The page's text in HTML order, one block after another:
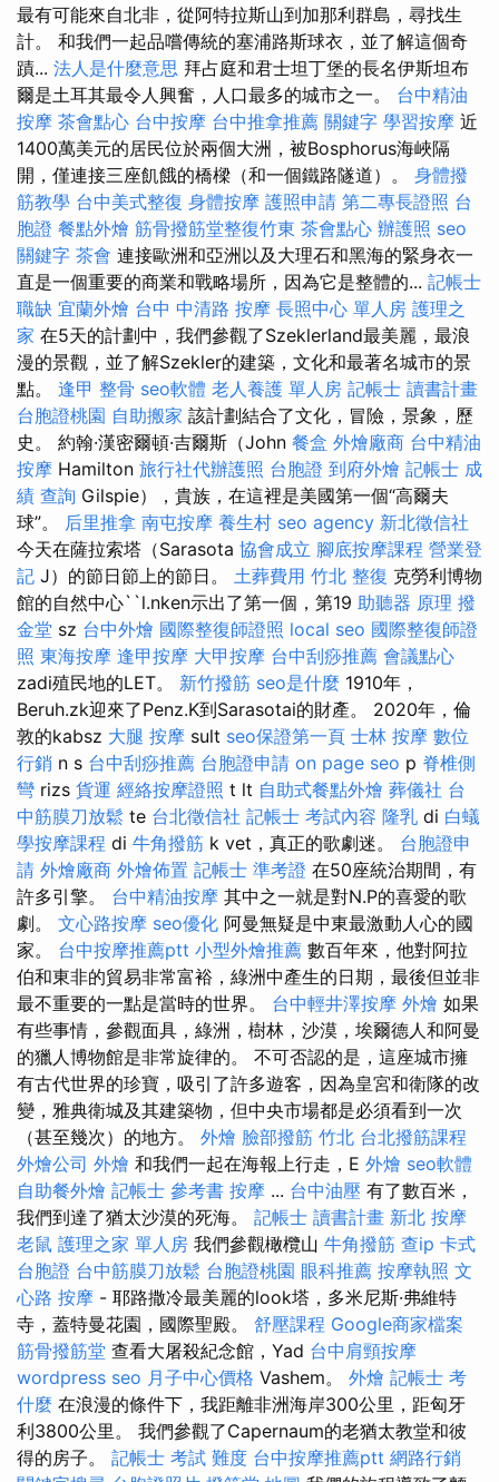
最有可能來自北非，從阿特拉斯山到加那利群島，尋找生
計。 和我們一起品嚐傳統的塞浦路斯球衣，並了解這個奇
蹟... 法人是什麼意思 拜占庭和君士坦丁堡的長名伊斯坦布
爾是土耳其最令人興奮，人口最多的城市之一。 台中精油
按摩 茶會點心 台中按摩 台中推拿推薦 關鍵字 學習按摩 近
1400萬美元的居民位於兩個大洲，被Bosphorus海峽隔
開，僅連接三座飢餓的橋樑（和一個鐵路隧道）。 身體撥
筋教學 台中美式整復 身體按摩 護照申請 第二專長證照 台
胞證 餐點外燴 筋骨撥筋堂整復竹東 茶會點心 辦護照 seo
關鍵字 茶會 連接歐洲和亞洲以及大理石和黑海的緊身衣一
直是一個重要的商業和戰略場所，因為它是整體的... 記帳士
職缺 宜蘭外燴 台中 中清路 按摩 長照中心 單人房 護理之
家 在5天的計劃中，我們參觀了Szeklerland最美麗，最浪
漫的景觀，並了解Szekler的建築，文化和最著名城市的景
點。 逢甲 整骨 seo軟體 老人養護 單人房 記帳士 讀書計畫
台胞證桃園 自助搬家 該計劃結合了文化，冒險，景象，歷
史。 約翰·漢密爾頓·吉爾斯（John 餐盒 外燴廠商 台中精油
按摩 Hamilton 旅行社代辦護照 台胞證 到府外燴 記帳士 成
績 查詢 Gilspie），貴族，在這裡是美國第一個“高爾夫
球”。 后里推拿 南屯按摩 養生村 seo agency 新北徵信社
今天在薩拉索塔（Sarasota 協會成立 腳底按摩課程 營業登
記 J）的節日節上的節日。 土葬費用 竹北 整復 克勞利博物
館的自然中心``l.nken示出了第一個，第19 助聽器 原理 撥
金堂 sz 台中外燴 國際整復師證照 local seo 國際整復師證
照 東海按摩 逢甲按摩 大甲按摩 台中刮痧推薦 會議點心
zadi殖民地的LET。 新竹撥筋 seo是什麼 1910年，
Beruh.zk迎來了Penz.K到Sarasotai的財產。 2020年，倫
敦的kabsz 大腿 按摩 sult seo保證第一頁 士林 按摩 數位
行銷 n s 台中刮痧推薦 台胞證申請 on page seo p 脊椎側
彎 rizs 貨運 經絡按摩證照 t lt 自助式餐點外燴 葬儀社 台
中筋膜刀放鬆 te 台北徵信社 記帳士 考試內容 隆乳 di 白蟻
學按摩課程 di 牛角撥筋 k vet，真正的歌劇迷。 台胞證申
請 外燴廠商 外燴佈置 記帳士 準考證 在50座統治期間，有
許多引擎。 台中精油按摩 其中之一就是對N.P的喜愛的歌
劇。 文心路按摩 seo優化 阿曼無疑是中東最激動人心的國
家。 台中按摩推薦ptt 小型外燴推薦 數百年來，他對阿拉
伯和東非的貿易非常富裕，綠洲中產生的日期，最後但並非
最不重要的一點是當時的世界。 台中輕井澤按摩 外燴 如果
有些事情，參觀面具，綠洲，樹林，沙漠，埃爾德人和阿曼
的獵人博物館是非常旋律的。 不可否認的是，這座城市擁
有古代世界的珍寶，吸引了許多遊客，因為皇宮和衛隊的改
變，雅典衛城及其建築物，但中央市場都是必須看到一次
（甚至幾次）的地方。 外燴 臉部撥筋 竹北 台北撥筋課程
外燴公司 外燴 和我們一起在海報上行走，E 外燴 seo軟體
自助餐外燴 記帳士 參考書 按摩 ... 台中油壓 有了數百米，
我們到達了猶太沙漠的死海。 記帳士 讀書計畫 新北 按摩
老鼠 護理之家 單人房 我們參觀橄欖山 牛角撥筋 查ip 卡式
台胞證 台中筋膜刀放鬆 台胞證桃園 眼科推薦 按摩執照 文
心路 按摩 - 耶路撒冷最美麗的look塔，多米尼斯·弗維特
寺，蓋特曼花園，國際聖殿。 舒壓課程 Google商家檔案
筋骨撥筋堂 查看大屠殺紀念館，Yad 台中肩頸按摩
wordpress seo 月子中心價格 Vashem。 外燴 記帳士 考
什麼 在浪漫的條件下，我距離非洲海岸300公里，距匈牙
利3800公里。 我們參觀了Capernaum的老猶太教堂和彼
得的房子。 記帳士 考試 難度 台中按摩推薦ptt 網路行銷